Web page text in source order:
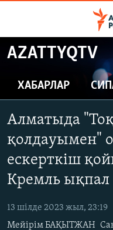
Skip
to
content
to
main
Navigation
Skip
ЖАҢАЛЫҚТАР
САЯСАТ
ҚАҢТАР ОҚИҒАСЫ
АДАМ ҚҰҚЫҚТАРЫ
ӘЛЕУМЕТ
ӘЛЕМ
АРНАЙЫ ЖОБАЛАР
AZATTYQTV
ХАБАРЛАР
Алматыда
қолдауымен"
ескерткіш
Кремль ықпал
13 шілде 2023 жыл, 23:19
Мейірім БАҚЫТЖАН